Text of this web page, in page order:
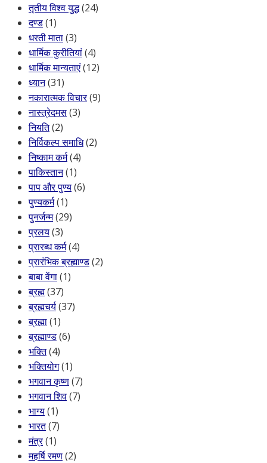
तृतीय विश्व युद्ध(24)
दण्ड(1)
धरती माता(3)
धार्मिक कुरीतियां(4)
धार्मिक मान्यताएं(12)
ध्यान(31)
नकारात्मक विचार(9)
नास्त्रेदमस(3)
नियति(2)
निर्विकल्प समाधि(2)
निष्काम कर्म(4)
पाकिस्तान(1)
पाप और पुण्य(6)
पुण्यकर्म(1)
पुनर्जन्म(29)
प्रलय(3)
प्रारब्ध कर्म(4)
प्रारंभिक ब्रह्माण्ड(2)
बाबा वेंगा(1)
ब्रह्म(37)
ब्रह्मचर्य(37)
ब्रह्मा(1)
ब्रह्माण्ड(6)
भक्ति(4)
भक्तियोग(1)
भगवान कृष्ण(7)
भगवान शिव(7)
भाग्य(1)
भारत(7)
मंत्र(1)
महर्षि रमण(2)